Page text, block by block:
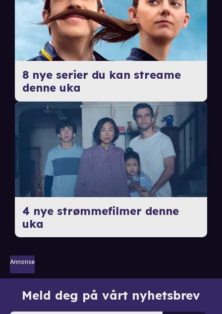
8 nye serier du kan streame
denne uka
4 nye strømmefilmer denne
uka
Annonse
Meld deg på vårt nyhetsbrev